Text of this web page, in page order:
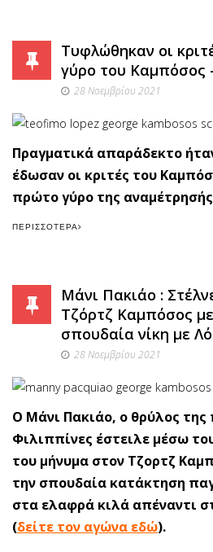
Τυφλώθηκαν οι
γύρο του Καμπόσος
28 Νοεμβρίου 2021
Πραγματικά απαράδεκτο
έδωσαν οι κριτές του
πρώτο γύρο της
ΠΕΡΙΣΣΌΤΕΡΑ
Μάνι Πακιάο :
Τζόρτζ Καμπόσος
σπουδαία νίκη με
28 Νοεμβρίου 2021
Ο Μάνι Πακιάο, ο θρύλος της
Φιλιππίνες έστειλε μέσω
του μήνυμα στον Τζορτζ
την σπουδαία κατάκτηση
στα ελαφρά κιλά απέναντι
(δείτε τον αγώνα εδώ).